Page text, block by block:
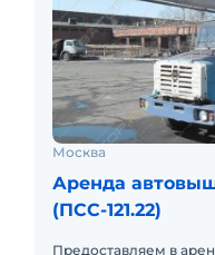
Москва
Аренда
(ПСС-121.22)
Предоставляем в